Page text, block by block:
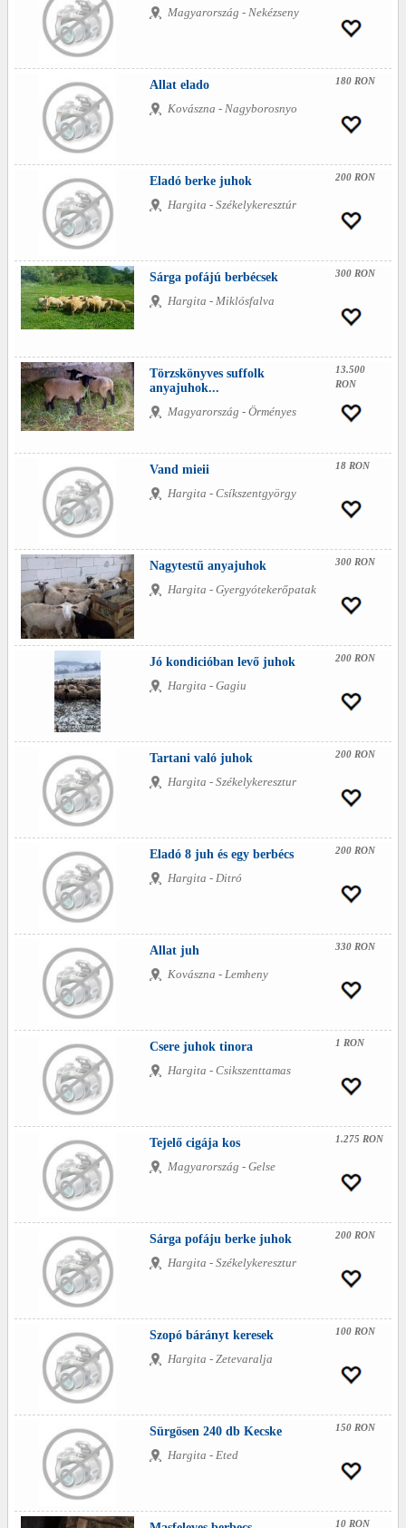
Magyarország - Nekézseny
Allat elado
Kovászna - Nagyborosnyo
180 RON
Eladó berke juhok
Hargita - Székelykeresztúr
200 RON
Sárga pofájú berbécsek
Hargita - Miklósfalva
300 RON
Törzskönyves suffolk
anyajuhok...
Magyarország - Örményes
13.500
RON
Vand mieii
Hargita - Csíkszentgyörgy
18 RON
Nagytestű anyajuhok
Hargita - Gyergyótekerőpatak
300 RON
Jó kondicióban levő juhok
Hargita - Gagiu
200 RON
Tartani való juhok
Hargita - Székelykeresztur
200 RON
Eladó 8 juh és egy berbécs
Hargita - Ditró
200 RON
Allat juh
Kovászna - Lemheny
330 RON
Csere juhok tinora
Hargita - Csikszenttamas
1 RON
Tejelő cigája kos
Magyarország - Gelse
1.275 RON
Sárga pofáju berke juhok
Hargita - Székelykeresztur
200 RON
Szopó bárányt keresek
Hargita - Zetevaralja
100 RON
Sürgösen 240 db Kecske
Hargita - Eted
150 RON
10 RON